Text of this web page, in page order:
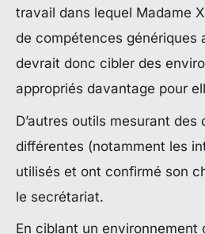
travail dans lequel Madame
de compétences génériques
devrait donc cibler des
appropriés davantage pour
D’autres outils mesurant des
différentes (notamment les
utilisés et ont confirmé son
le secrétariat.
En ciblant un environnement